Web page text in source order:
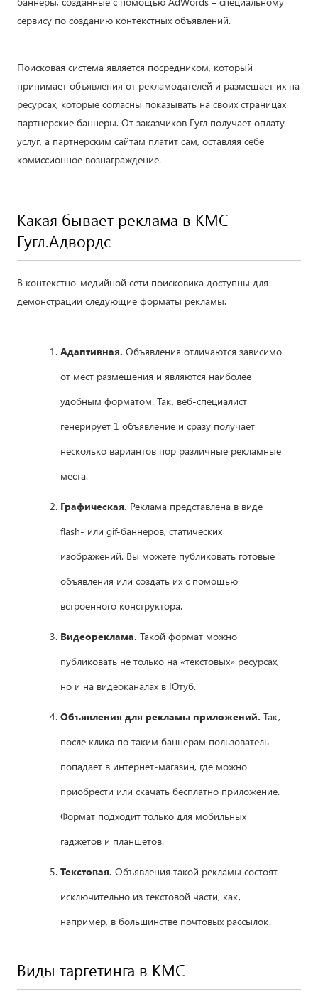
сервису по созданию контекстных объявлений.
Поисковая система является посредником, который
принимает объявления от рекламодателей и размещает их на
ресурсах, которые согласны показывать на своих страницах
партнерские баннеры. От заказчиков Гугл получает оплату
услуг, а партнерским сайтам платит сам, оставляя себе
комиссионное вознаграждение.
Какая бывает реклама в КМС
Гугл.Адвордс
В контекстно-медийной сети поисковика доступны для
демонстрации следующие форматы рекламы.
Адаптивная. Объявления отличаются зависимо
от мест размещения и являются наиболее
удобным форматом. Так, веб-специалист
генерирует 1 объявление и сразу получает
несколько вариантов пор различные рекламные
места.
Графическая. Реклама представлена в виде
flash- или gif-баннеров, статических
изображений. Вы можете публиковать готовые
объявления или создать их с помощью
встроенного конструктора.
Видеореклама. Такой формат можно
публиковать не только на «текстовых» ресурсах,
но и на видеоканалах в Ютуб.
Объявления для рекламы приложений. Так,
после клика по таким баннерам пользователь
попадает в интернет-магазин, где можно
приобрести или скачать бесплатно приложение.
Формат подходит только для мобильных
гаджетов и планшетов.
Текстовая. Объявления такой рекламы состоят
исключительно из текстовой части, как,
например, в большинстве почтовых рассылок.
Виды таргетинга в КМС